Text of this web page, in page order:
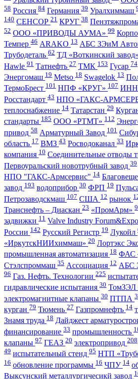
58 Россия 84 Германия 39 Уралхиммаш
140 СЕНСОР 21 КРУГ 38
52 ООО «ПРИВОДЫ АУМА» 99
Темпер 46 ARAKO 13 АБС ЗЭиМ
Трубодеталь 62 ТД «Воткинский завод»
Hawle 91 Татнефть 27 ТМК 153 Гусар 74
Энергомаш 19 Metso 18 Swagelok 13
ТермоБрест 101 НПФ «КРУГ» 107
Росстандарт 43 НПО «ГАКС-
теплоснабжение 14 Татарстан 29
стандарты 185 ООО «РТМТ» 112
привод 58 Арматурный Завод 101
область 17 ВМЗ 43 Росводоканал 33
компания 10 Соединительные отводы
Первоуральский новотрубный завод 39
НПО "ГАКС-Армсервис" 14
завод 193 водоприбор 30 ФРП 19
Петрозаводскмаш 107 США 12 рынок
Транснефть – Диаскан 23 «ПромАрм»
задвижки 11 Valve Industry
России 142 Русский Регистр 19 Лукойл
«ИркутскНИИхиммаш» 20 Лортэкс
промышленная автоматизация 18 ФАС
Стэлспроммаш 35 Ассоциация 12 АБС
96 Газ. Нефть. Технологии 225
гидравлические испытания 30 ТомЗЭЛ
электромагнитные клапаны 30 ПТПА
курган 79 Тюмень 27 Газпромнефть 14
Знамя труда 18 Дайджест
финансирование 33 промышленность
клапаны 97 ГЕАЗ 20 электропривод 208
49 испытательный стенд 95 НТП
16 обновление программы 16 ЧПУ 14
Выксунский металлургичесикй завод